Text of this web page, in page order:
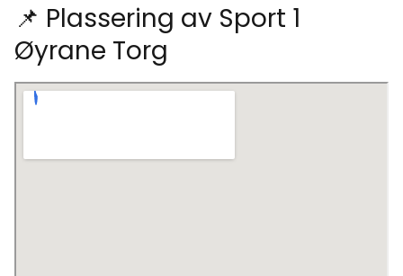
📌 Plassering av Sport 1
Øyrane Torg